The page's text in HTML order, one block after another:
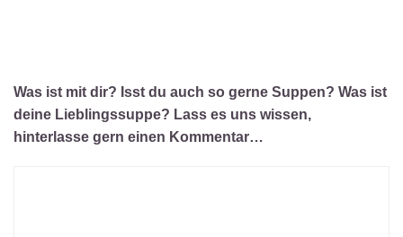
Was ist mit dir? Isst du auch so gerne Suppen? Was ist
deine Lieblingssuppe? Lass es uns wissen,
hinterlasse gern einen Kommentar…